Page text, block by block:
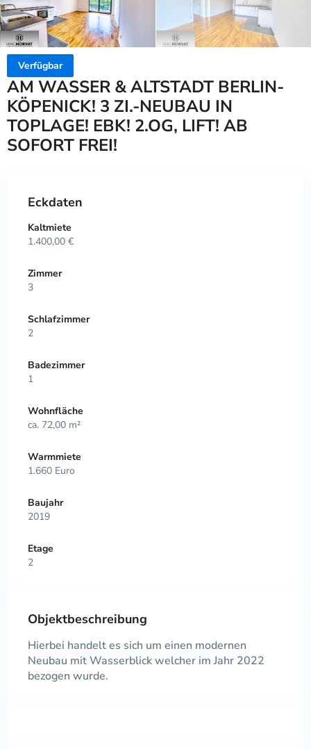
Verfügbar
AM WASSER & ALTSTADT BERLIN-
KÖPENICK! 3 ZI.-NEUBAU IN
TOPLAGE! EBK! 2.OG, LIFT! AB
SOFORT FREI!
Eckdaten
Kaltmiete
1.400,00 €
Zimmer
3
Schlafzimmer
2
Badezimmer
1
Wohnfläche
ca. 72,00 m²
Warmmiete
1.660 Euro
Baujahr
2019
Etage
2
Objektbeschreibung
Hierbei handelt es sich um einen modernen
Neubau mit Wasserblick welcher im Jahr 2022
bezogen wurde.